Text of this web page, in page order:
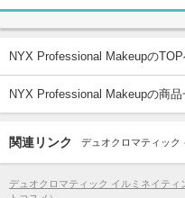
NYX Professional Makeupの
NYX Professional Makeupの商
関連リンク デュオクロマティック
デュオクロマティック イルミネイティ